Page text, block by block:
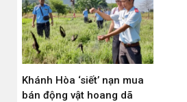
Khánh Hòa ‘siết’ nạn mua
bán động vật hoang dã